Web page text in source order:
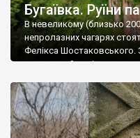
Бугаївка. Руїни
В невеликому (близько 200
непролазних чагарях
Фелікса Шостаковського.
радянський період у
століття тут розмістили
палацу виїхала лікарня –